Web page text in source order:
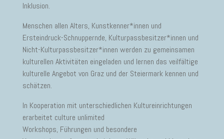
Inklusion.
Menschen allen Alters, Kunstkenner*innen und
Ersteindruck-Schnuppernde, Kulturpassbesitzer*innen und
Nicht-Kulturpassbesitzer*innen werden zu gemeinsamen
kulturellen Aktivitäten eingeladen und lernen das veilfältige
kulturelle Angebot von Graz und der Steiermark kennen und
schätzen.
In Kooperation mit unterschiedlichen Kultureinrichtungen
erarbeitet culture unlimited
Workshops, Führungen und besondere